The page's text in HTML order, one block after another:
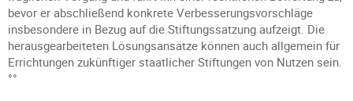
bevor er abschließend konkrete Verbesserungsvorschläge
insbesondere in Bezug auf die Stiftungssatzung aufzeigt. Die
herausgearbeiteten Lösungsansätze können auch allgemein für
Errichtungen zukünftiger staatlicher Stiftungen von Nutzen sein.
°°